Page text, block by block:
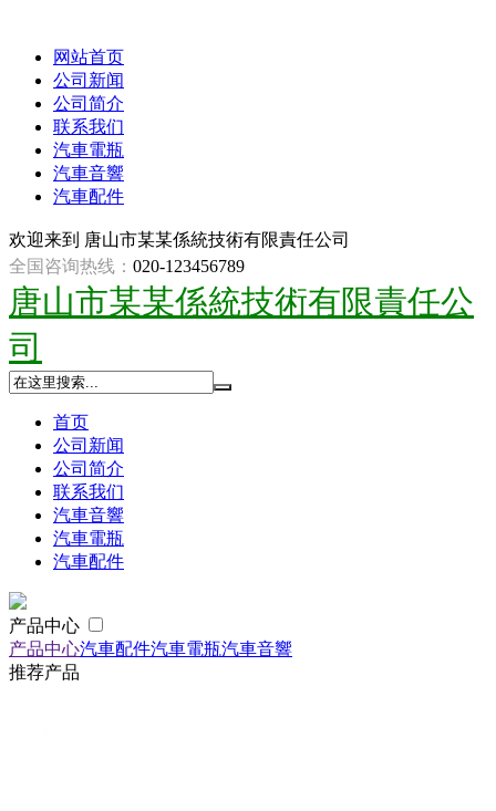
网站首页
公司新闻
公司简介
联系我们
汽車電瓶
汽車音響
汽車配件
欢迎来到 唐山市某某係統技術有限責任公司
全国咨询热线： 020-123456789
唐山市某某係統技術有限責任公
司
首页
公司新闻
公司简介
联系我们
汽車音響
汽車電瓶
汽車配件
产品中心
产品中心汽車配件汽車電瓶汽車音響
推荐产品